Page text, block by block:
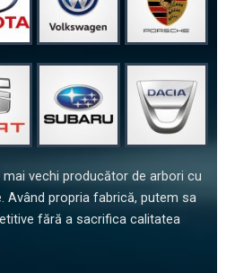
vechi producător de arbori cu
Având propria fabrică, putem sa
fără a sacrifica calitatea